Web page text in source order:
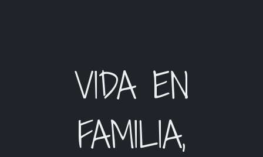
VIDA EN
FAMILIA,